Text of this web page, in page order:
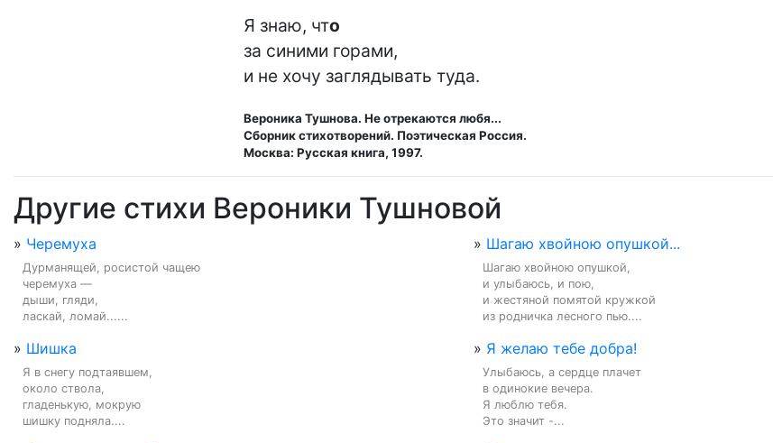
Я знаю, что
за синими горами,
и не хочу заглядывать туда.
Вероника Тушнова. Не отрекаются любя...
Сборник стихотворений. Поэтическая Россия.
Москва: Русская книга, 1997.
Другие стихи Вероники Тушновой
» Черемуха
Дурманящей, росистой чащею
черемуха —
дыши, гляди,
ласкай, ломай......
» Шагаю хвойною опушкой...
Шагаю хвойною опушкой,
и улыбаюсь, и пою,
и жестяной помятой кружкой
из родничка лесного пью....
» Шишка
Я в снегу подтаявшем,
около ствола,
гладенькую, мокрую
шишку подняла....
» Я желаю тебе добра!
Улыбаюсь, а сердце плачет
в одинокие вечера.
Я люблю тебя.
Это значит -...